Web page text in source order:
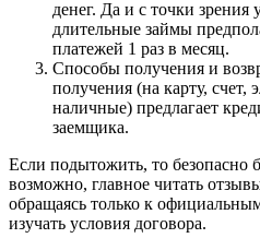
денег. Да и с точки зрения
длительные займы
платежей 1 раз в месяц.
Способы получения и
получения (на карту, счет,
наличные) предлагает
заемщика.
Если подытожить, то безопасно
возможно, главное читать
обращаясь только к
изучать условия договора.